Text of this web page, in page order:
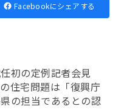
Facebookにシェアする
初の定例記者会見
住宅問題は「復興庁
の担当であるとの認